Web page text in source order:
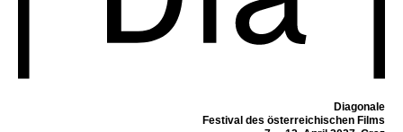
Diagonale
Festival des österreichischen Films